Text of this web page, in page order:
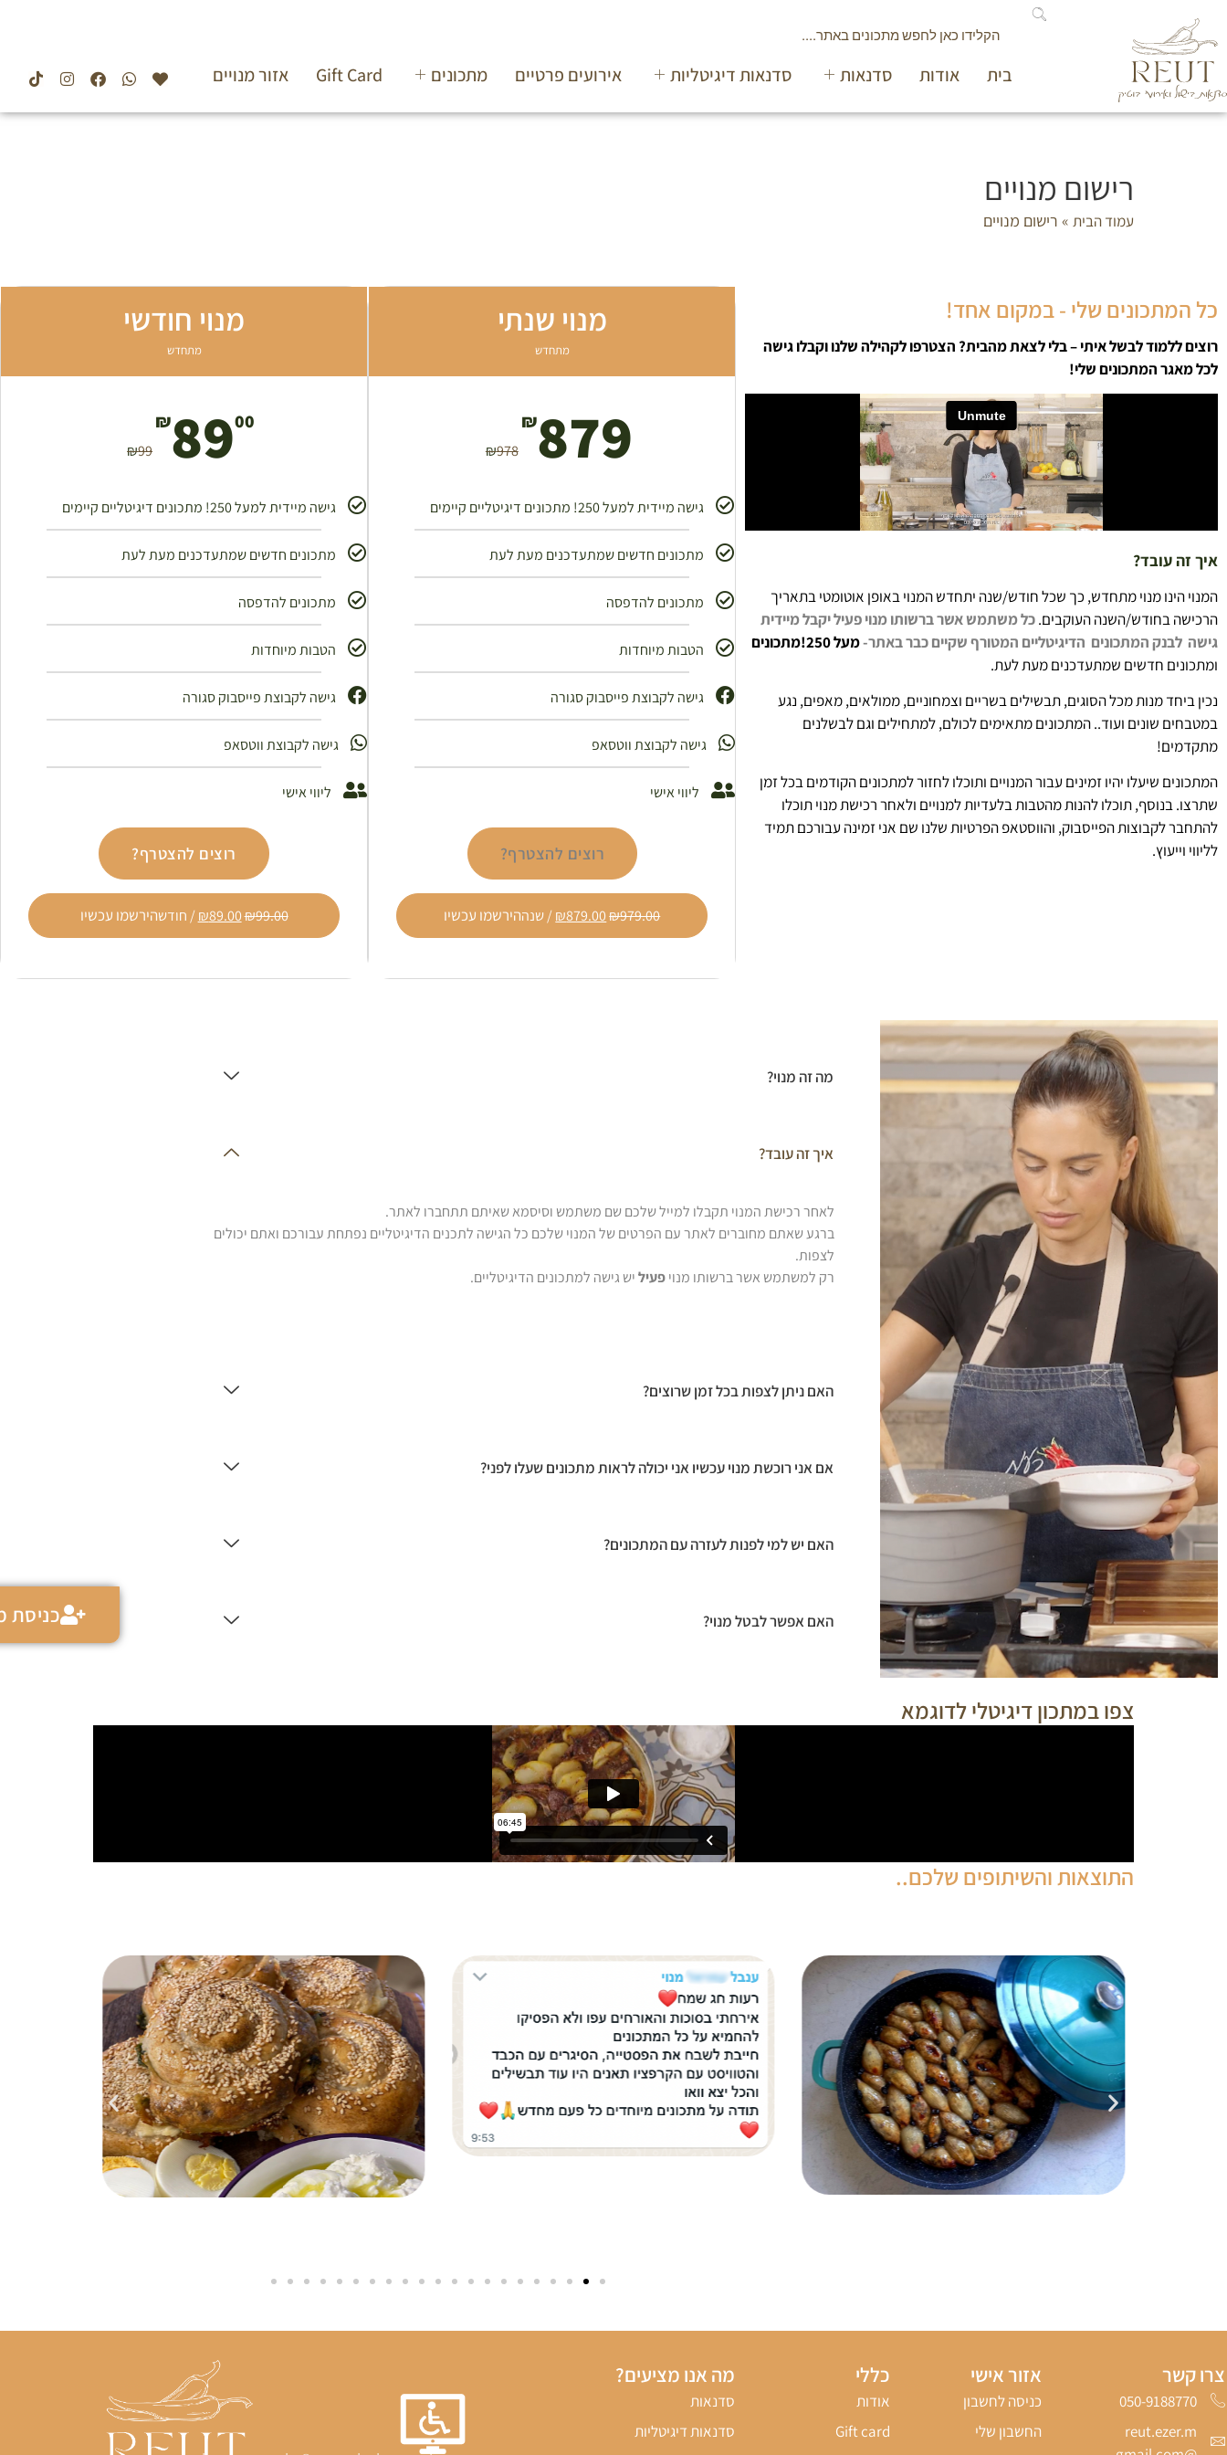
בית אודות סדנאות סדנאות דיגיטליות אירועים פרטיים מתכונים Gift Card אזור מנויים
רישום מנויים
עמוד הבית » רישום מנויים
כל המתכונים שלי - במקום אחד!
רוצים ללמוד לבשל איתי – בלי לצאת מהבית? הצטרפו לקהילה שלנו וקבלו גישה
לכל מאגר המתכונים שלי!
איך זה עובד?
המנוי הינו מנוי מתחדש, כך שכל חודש/שנה יתחדש המנוי באופן אוטומטי בתאריך
הרכישה בחודש/השנה העוקבים.כל משתמש אשר ברשותו מנוי פעיל יקבל מיידית
גישה לבנק המתכונים הדיגיטליים המטורףשקיים כבר באתר-מעל 250!מתכונים
ומתכונים חדשים שמתעדכנים מעת לעת.
נכין ביחד מנות מכל הסוגים, תבשילים בשריים וצמחוניים, ממולאים, מאפים, נגע
במטבחים שונים ועוד.. המתכונים מתאימים לכולם, למתחילים וגם לבשלנים
מתקדמים!
המתכונים שיעלו יהיו זמינים עבור המנויים ותוכלו לחזור למתכונים הקודמים בכל זמן
שתרצו. בנוסף, תוכלו להנות מהטבות בלעדיות למנויים ולאחר רכישת מנוי תוכלו
להתחבר לקבוצות הפייסבוק, והווסטאפ הפרטיות שלנו שם אני זמינה עבורכם תמיד
לליווי וייעוץ.
מנוי שנתי
מתחדש
₪978
₪879
גישה מיידית למעל 250! מתכונים דיגיטליים קיימים
מתכונים חדשים שמתעדכנים מעת לעת
מתכונים להדפסה
הטבות מיוחדות
גישה לקבוצת פייסבוק סגורה
גישה לקבוצת ווטסאפ
ליווי אישי
רוצים להצטרף?
₪979.00
₪879.00 / שנההירשמו עכשיו
מנוי חודשי
מתחדש
₪99
₪8900
גישה מיידית למעל 250! מתכונים דיגיטליים קיימים
מתכונים חדשים שמתעדכנים מעת לעת
מתכונים להדפסה
הטבות מיוחדות
גישה לקבוצת פייסבוק סגורה ​
גישה לקבוצת ווטסאפ
ליווי אישי
רוצים להצטרף?
₪99.00
₪89.00 / חודשהירשמו עכשיו
מה זה מנוי?
איך זה עובד?
לאחר רכישת המנוי תקבלו למייל שלכם שם משתמש וסיסמא שאיתם תתחברו לאתר.
ברגע שאתם מחוברים לאתר עם הפרטים של המנוי שלכם כל הגישה לתכנים הדיגיטליים נפתחת עבורכם ואתם יכולים
לצפות.
רק למשתמש אשר ברשותו מנויפעיליש גישה למתכונים הדיגיטליים.
האם ניתן לצפות בכל זמן שרוצים?
אם אני רוכשת מנוי עכשיו אני יכולה לראות מתכונים שעלו לפני?
האם יש למי לפנות לעזרה עם המתכונים?
האם אפשר לבטל מנוי?
צפו במתכון דיגיטלי לדוגמא
התוצאות והשיתופים שלכם..
צרו קשר
050-9188770‬
reut.ezer.m
אזור אישי
כניסה לחשבון
החשבון שלי
כללי
אודות
Gift card
מה אנו מציעים?
סדנאות
סדנאות דיגיטליות
כניסת